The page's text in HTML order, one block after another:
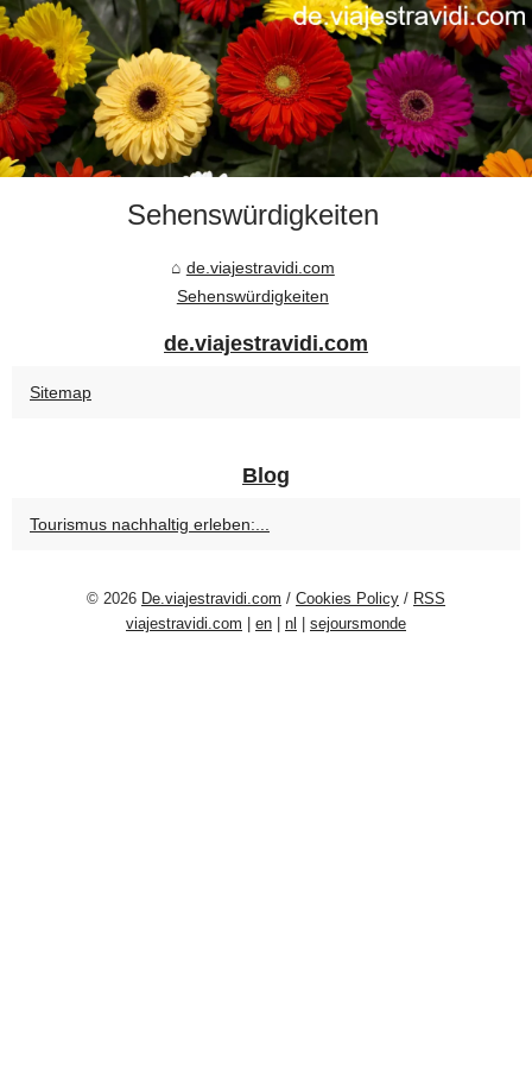
Sehenswürdigkeiten
de.viajestravidi.com
Sehenswürdigkeiten
de.viajestravidi.com
Sitemap
Blog
Tourismus nachhaltig erleben:...
© 2026 De.viajestravidi.com / Cookies Policy / RSS
viajestravidi.com
en nl sejoursmonde